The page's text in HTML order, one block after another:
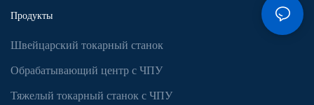
Продукты
Швейцарский токарный станок
Обрабатывающий центр с ЧПУ
Тяжелый токарный станок с ЧПУ